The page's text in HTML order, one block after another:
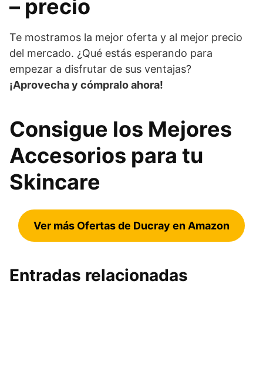
– precio
Te mostramos la mejor oferta y al mejor precio
del mercado. ¿Qué estás esperando para
empezar a disfrutar de sus ventajas?
¡Aprovecha y cómpralo ahora!
Consigue los Mejores
Accesorios para tu
Skincare
Ver más Ofertas de Ducray en Amazon
Entradas relacionadas